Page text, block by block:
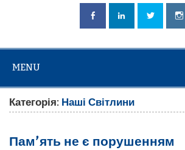
MENU
Категорія: Наші Світлини
Пам’ять не є порушенням